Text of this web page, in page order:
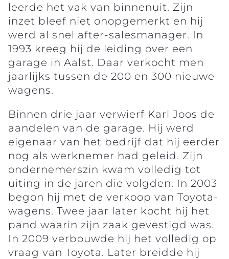
leerde het vak van binnenuit. Zijn
inzet bleef niet onopgemerkt en hij
werd al snel after-salesmanager. In
1993 kreeg hij de leiding over een
garage in Aalst. Daar verkocht men
jaarlijks tussen de 200 en 300 nieuwe
wagens.
Binnen drie jaar verwierf Karl Joos de
aandelen van de garage. Hij werd
eigenaar van het bedrijf dat hij eerder
nog als werknemer had geleid. Zijn
ondernemerszin kwam volledig tot
uiting in de jaren die volgden. In 2003
begon hij met de verkoop van Toyota-
wagens. Twee jaar later kocht hij het
pand waarin zijn zaak gevestigd was.
In 2009 verbouwde hij het volledig op
vraag van Toyota. Later breidde hij